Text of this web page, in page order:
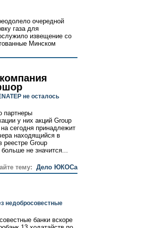
очередной
газа для
извещение со
Минском
не осталось
партнеры
у них акций Group
сегодня принадлежит
находящийся в
реестре Group
не значится...
тему: Дело ЮКОСа
недобросовестные
банки вскоре